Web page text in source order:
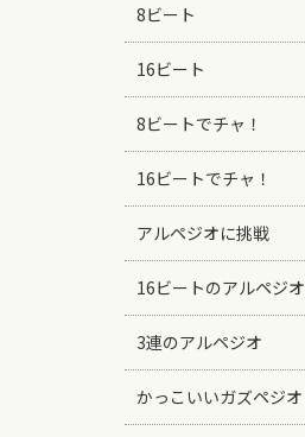
8ビート
16ビート
8ビートでチャ！
16ビートでチャ！
アルペジオに挑戦
16ビートのアルペジオ
3連のアルペジオ
かっこいいガズペジオ